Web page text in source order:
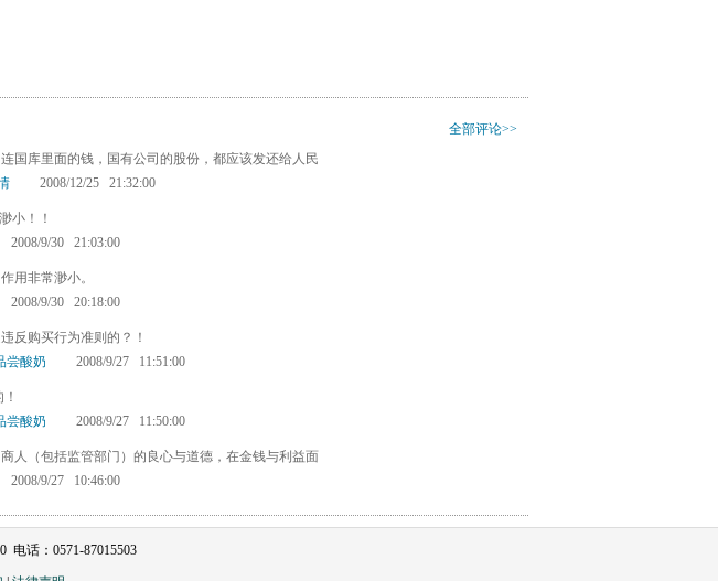
全部评论>>
国库里面的钱，国有公司的股份，都应该发还给人民
2008/12/25 21:32:00
小！！
9/30 21:03:00
用非常渺小。
9/30 20:18:00
反购买行为准则的？！
尝酸奶 2008/9/27 11:51:00
尝酸奶 2008/9/27 11:50:00
人（包括监管部门）的良心与道德，在金钱与利益面
9/27 10:46:00
电话：0571-87015503